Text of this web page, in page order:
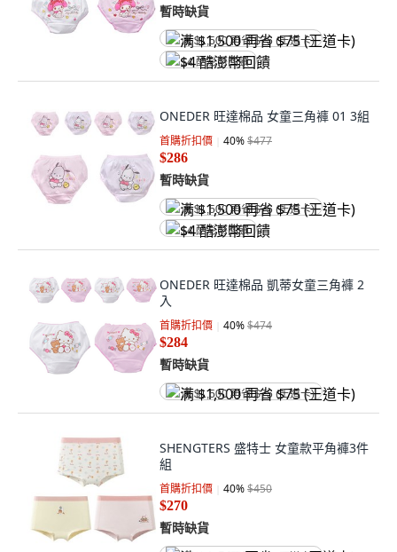
暫時缺貨
满 $1,500 再省 $75 (王道卡)
$4 酷澎幣回饋
ONEDER 旺達棉品 女童三角褲 01 3組
首購折扣價 40%$477
$286
暫時缺貨
满 $1,500 再省 $75 (王道卡)
$4 酷澎幣回饋
ONEDER 旺達棉品 凱蒂女童三角褲 2
入
首購折扣價 40%$474
$284
暫時缺貨
满 $1,500 再省 $75 (王道卡)
SHENGTERS 盛特士 女童款平角褲3件
組
首購折扣價 40%$450
$270
暫時缺貨